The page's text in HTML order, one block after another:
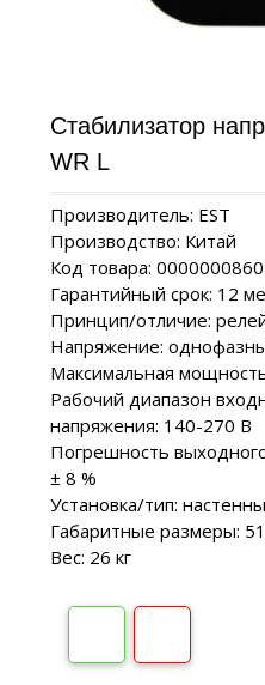
Стабилизатор
WR L
Производитель: EST
Производство: Китай
Код товара: 0000000860
Гарантийный срок: 12
Принцип/отличие:
Напряжение:
Максимальная
Рабочий диапазон
напряжения: 140-270 В
Погрешность
± 8 %
Установка/тип:
Габаритные размеры:
Вес: 26 кг